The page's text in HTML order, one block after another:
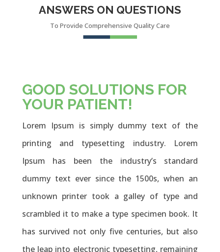
ANSWERS ON QUESTIONS
To Provide Comprehensive Quality Care
GOOD SOLUTIONS FOR
YOUR PATIENT!
Lorem Ipsum is simply dummy text of the
printing and typesetting industry. Lorem
Ipsum has been the industry’s standard
dummy text ever since the 1500s, when an
unknown printer took a galley of type and
scrambled it to make a type specimen book. It
has survived not only five centuries, but also
the leap into electronic typesetting, remaining